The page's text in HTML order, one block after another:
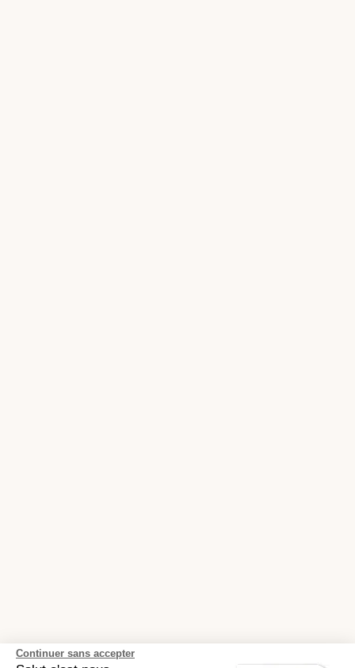
Continuer sans accepter